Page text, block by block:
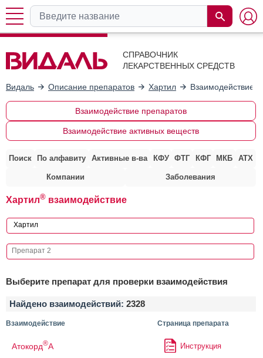
СПРАВОЧНИК
ЛЕКАРСТВЕННЫХ СРЕДСТВ
Видаль Описание препаратов Хартил Взаимодействие
Взаимодействие препаратов
Взаимодействие активных веществ
Поиск По алфавиту Активные в-ва КФУ ФТГ КФГ МКБ АТХ
Компании Заболевания
Хартил® взаимодействие
Выберите препарат для проверки взаимодействия
Найдено взаимодействий: 2328
Взаимодействие Страница препарата
Атокорд®А Инструкция